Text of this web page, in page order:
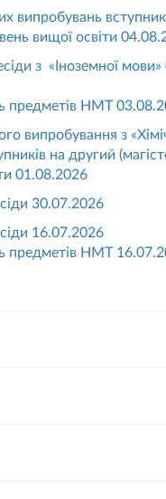
випробувань
вищої освіти
з «Іноземної
предметів НМТ
випробування з
на другий
01.08.2026
30.07.2026
16.07.2026
предметів НМТ